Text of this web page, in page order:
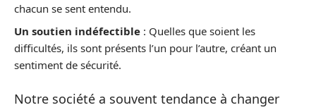
chacun se sent entendu.
Un soutien indéfectible : Quelles que soient les
difficultés, ils sont présents l’un pour l’autre, créant un
sentiment de sécurité.
Notre société a souvent tendance à changer